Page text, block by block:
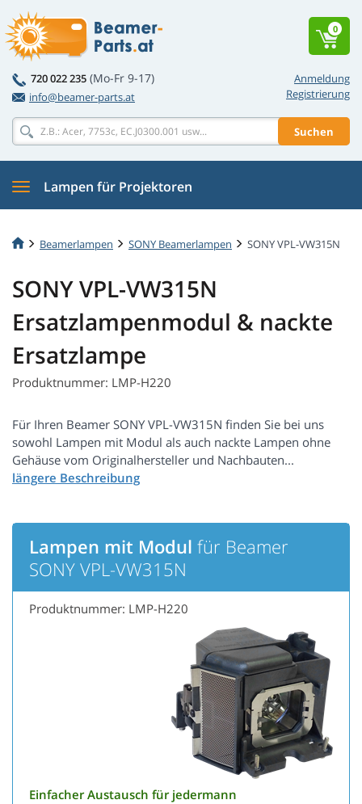
Anmeldung
Registrierung
720 022 235 (Mo-Fr 9-17)
info@beamer-parts.at
Suchen
0
Lampen für Projektoren
Beamerlampen SONY Beamerlampen SONY VPL-VW315N
SONY VPL-VW315N
Ersatzlampenmodul & nackte
Ersatzlampe
Produktnummer: LMP-H220
Für Ihren Beamer SONY VPL-VW315N finden Sie bei uns
sowohl Lampen mit Modul als auch nackte Lampen ohne
Gehäuse vom Originalhersteller und Nachbauten...
Lampen mit Modul für Beamer
SONY VPL-VW315N
Produktnummer: LMP-H220
Einfacher Austausch für jedermann